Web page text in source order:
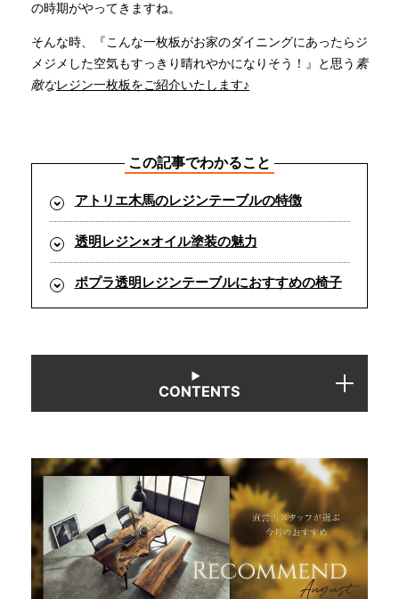
新入荷情報
納品事例
INFORMATION
MOKUBA CHANNEL
よくあるご質問
の時期がやってきますね。
そんな時、『こんな一枚板がお家のダイニングにあったらジ
メジメした空気もすっきり晴れやかになりそう！』と思う 素
敵なレジン一枚板をご紹介いたします♪
この記事でわかること
アトリエ木馬のレジンテーブルの特徴
透明レジン×オイル塗装の魅力
ポプラ透明レジンテーブルにおすすめの椅子
CONTENTS